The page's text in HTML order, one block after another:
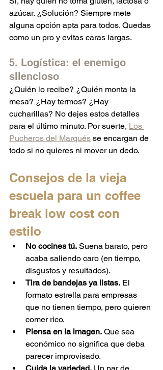
azúcar. ¿Solución? Siempre mete
alguna opción apta para todos. Quedas
como un pro y evitas caras largas.
5. Logística: el enemigo
silencioso
¿Quién lo recibe? ¿Quién monta la
mesa? ¿Hay termos? ¿Hay
cucharillas? No dejes estos detalles
para el último minuto. Por suerte, Los
Pucheros del Marqués se encargan de
todo si no quieres ni mover un dedo.
Consejos de la vieja
escuela para un coffee
break low cost con
estilo
No cocines tú. Suena barato, pero
acaba saliendo caro (en tiempo,
disgustos y resultados).
Tira de bandejas ya listas. El
formato estrella para empresas
que no tienen tiempo, pero quieren
comer rico.
Piensa en la imagen. Que sea
económico no significa que deba
parecer improvisado.